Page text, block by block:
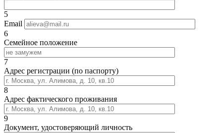
5
Email
6
Семейное положение
7
Адрес регистрации (по паспорту)
8
Адрес фактического проживания
9
Документ, удостоверяющий личность